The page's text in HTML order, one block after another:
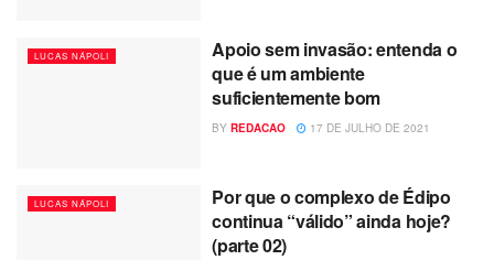
LUCAS NÁPOLI
Apoio sem invasão: entenda o
que é um ambiente
suficientemente bom
BY REDACAO 17 DE JULHO DE 2021
LUCAS NÁPOLI
Por que o complexo de Édipo
continua “válido” ainda hoje?
(parte 02)